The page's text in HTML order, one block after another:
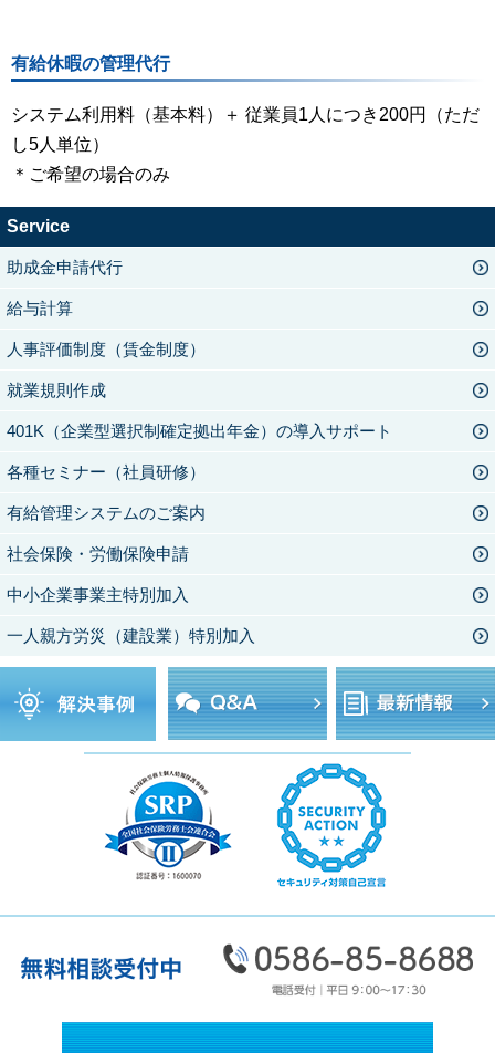
有給休暇の管理代行
システム利用料（基本料）＋ 従業員1人につき200円（ただ
し5人単位）
＊ご希望の場合のみ
Service
助成金申請代行
給与計算
人事評価制度（賃金制度）
就業規則作成
401K（企業型選択制確定拠出年金）の導入サポート
各種セミナー（社員研修）
有給管理システムのご案内
社会保険・労働保険申請
中小企業事業主特別加入
一人親方労災（建設業）特別加入